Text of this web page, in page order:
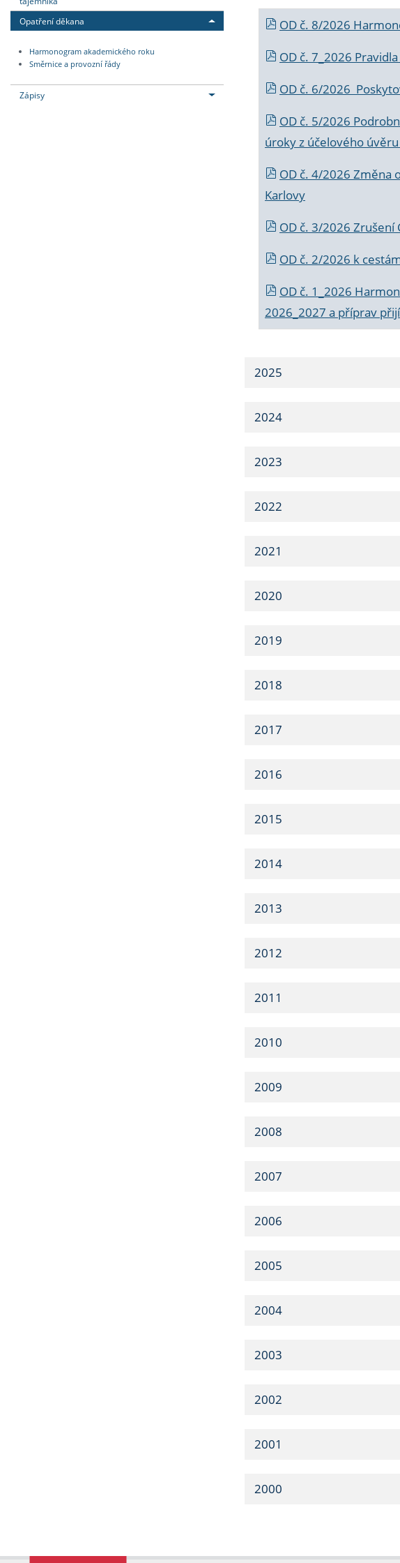
Opatření děkana
Harmonogram akademického roku
Směrnice a provozní řády
Zápisy
OD č. 8/2026
OD č. 7_2026
OD č. 6/2026
OD č. 5/2026
úroky z účelového
OD č. 4/2026 Změna
Karlovy
OD č. 3/2026
OD č. 2/2026 k
OD č. 1_2026
2026_2027 a příprav
2025
2024
2023
2022
2021
2020
2019
2018
2017
2016
2015
2014
2013
2012
2011
2010
2009
2008
2007
2006
2005
2004
2003
2002
2001
2000